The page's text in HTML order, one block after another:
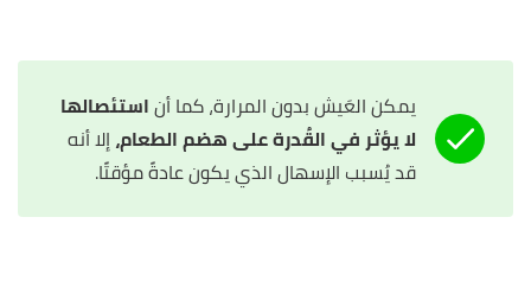
يمكن العَيش بدون المرارة، كما أناستئصالها
لا يؤثر في القُدرة على هضم الطعام،إلا أنه
قد يُسبب الإسهال الذي يكون عادةً مؤقتًا.